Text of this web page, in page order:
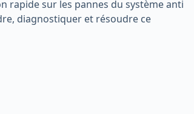
rapide sur les pannes du système anti
diagnostiquer et résoudre ce